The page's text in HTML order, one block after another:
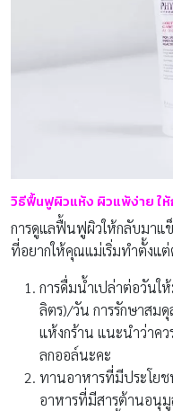
วิธีฟื้นฟูผิวแห้ง ผิวแพ้ง่าย ใ
การดูแลฟื้นฟูผิวให้กลับมาแ
ที่อยากให้คุณแม่เริ่มทำตั้งแ
การดื่มน้ำเปล่าต่อวันใ
ลิตร)/วัน การรักษาสม
แห้งกร้าน แนะนำว่าคว
ลกออล์นะคะ
ทานอาหารที่มีประโยช
อาหารที่มีสารต้านอนุ